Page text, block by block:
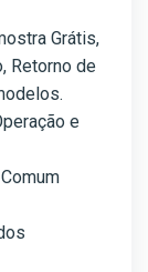
Grátis,
Retorno de
e